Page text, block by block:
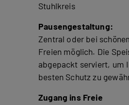
Stuhlkreis
Pausengestaltung:
Zentral oder bei
Freien möglich. Die
abgepackt serviert, um
besten Schutz zu
Zugang ins Freie